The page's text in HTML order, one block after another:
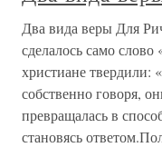
Два вида веры Для
сделалось само
христиане твердили:
собственно говоря,
превращалась в
становясь